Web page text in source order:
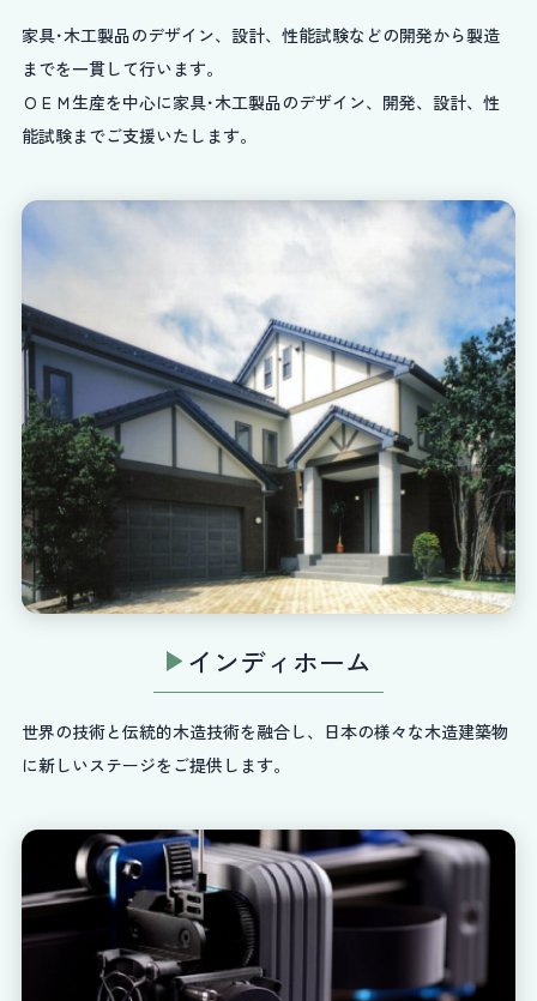
家具･木工製品のデザイン、設計、性能試験などの開発から製造
までを一貫して行います。
ＯＥＭ生産を中心に家具･木工製品のデザイン、開発、設計、性
能試験までご支援いたします。
インディホーム
世界の技術と伝統的木造技術を融合し、日本の様々な木造建築物
に新しいステージをご提供します。